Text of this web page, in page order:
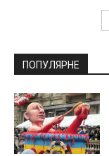
ПОПУЛЯРНЕ